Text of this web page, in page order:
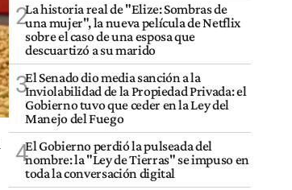
2La historia real de "Elize: Sombras de
una mujer", la nueva película de Netflix
sobre el caso de una esposa que
descuartizó a su marido
3El Senado dio media sanción a la
Inviolabilidad de la Propiedad Privada: el
Gobierno tuvo que ceder en la Ley del
Manejo del Fuego
4El Gobierno perdió la pulseada del
nombre: la "Ley de Tierras" se impuso en
toda la conversación digital